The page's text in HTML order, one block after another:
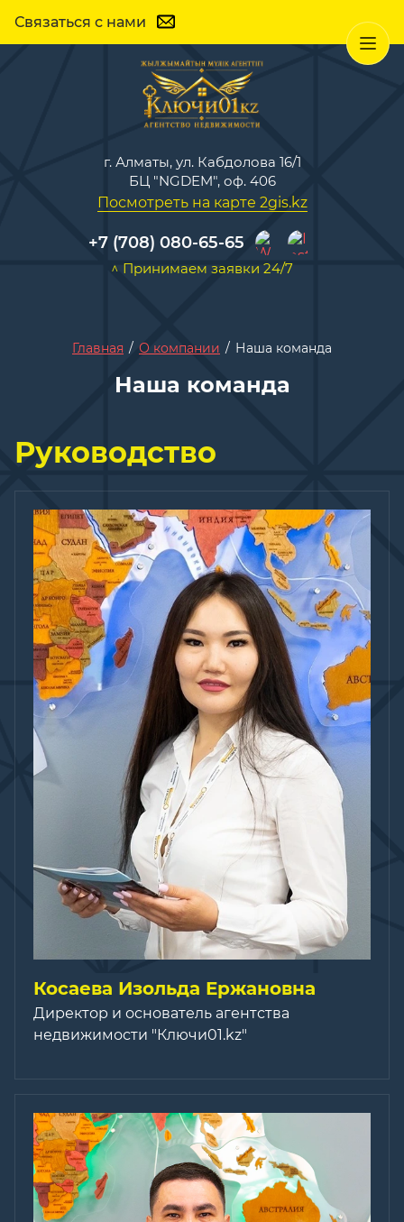
Связаться с нами
г. Алматы, ул. Кабдолова 16/1
БЦ "NGDEM", оф. 406
Посмотреть на карте 2gis.kz
+7 (708) 080-65-65
^ Принимаем заявки 24/7
Главная / О компании / Наша команда
Наша команда
Руководство
Косаева Изольда Ержановна
Директор и основатель агентства
недвижимости "Ключи01.kz"